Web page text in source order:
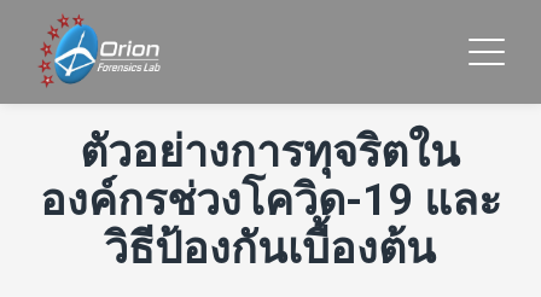
ตัวอย่างการทุจริตใน
องค์กรช่วงโควิด-19 และ
วิธีป้องกันเบื้องต้น